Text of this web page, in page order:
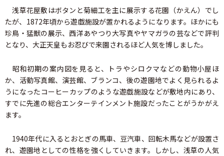
浅草花屋敷はボタンと菊細工を主に展示する花園（かえん）でし
たが、1872年頃から遊戯施設が置かれるようになります。ほかにも
珍鳥・猛獣の展示、西洋あやつり大写真やヤマガラの芸などで評判
となり、大正天皇もお忍びで来園されるほど人気を博しました。
昭和初期の案内図を見ると、トラやシロクマなどの動物小屋ほ
か、活動写真館、演芸館、ブランコ、後の遊園地でよく見られるよ
うになったコーヒーカップのような遊戯施設などが敷地内にあり、
すでに先進の総合エンターテインメント施設だったことがうかがえ
ます。
1940年代に入るとおとぎの馬車、豆汽車、回転木馬などが設置さ
れ、遊園地としての性格を強くしていきます。しかし、浅草の人気